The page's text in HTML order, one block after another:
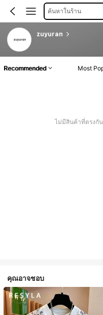
ค้นหาในร้าน
zuyuran
Recommended Most
ไม่มีสินค้าที่ตรงกั
คุณอาจชอบ